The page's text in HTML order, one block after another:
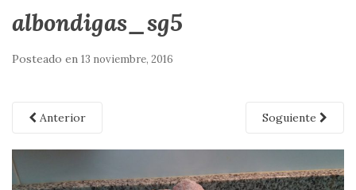
albondigas_sg5
Posteado en 13 noviembre, 2016
Anterior Soguiente